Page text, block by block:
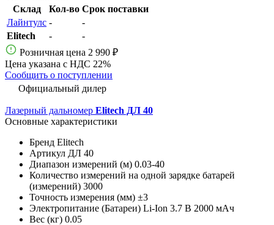
Склад
Кол-во Срок поставки
Лайнтулс -
-
Elitech
-
-
Розничная цена 2 990 ₽
Цена указана с НДС 22%
Сообщить о поступлении
Официальный дилер
Лазерный дальномер Elitech ДЛ 40
Основные характеристики
Бренд Elitech
Артикул ДЛ 40
Диапазон измерений (м) 0.03-40
Количество измерений на одной зарядке батарей
(измерений) 3000
Точность измерения (мм) ±3
Электропитание (Батареи) Li-Ion 3.7 В 2000 мАч
Вес (кг) 0.05